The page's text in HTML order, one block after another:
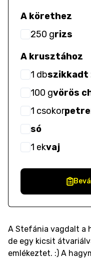
A körethez
250 grizs
A krusztához
1 dbszikkadt
100 gvörös
1 csokor
só
1 ekvaj
A Stefánia vagdalt a
de egy kicsit
emlékeztet. :) A